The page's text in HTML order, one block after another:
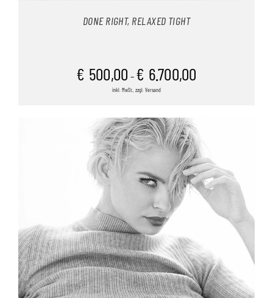
DONE RIGHT, RELAXED TIGHT
€ 500,00 – € 6.700,00
inkl. MwSt., zzgl. Versand